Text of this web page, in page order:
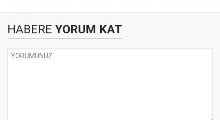
HABERE YORUM KAT